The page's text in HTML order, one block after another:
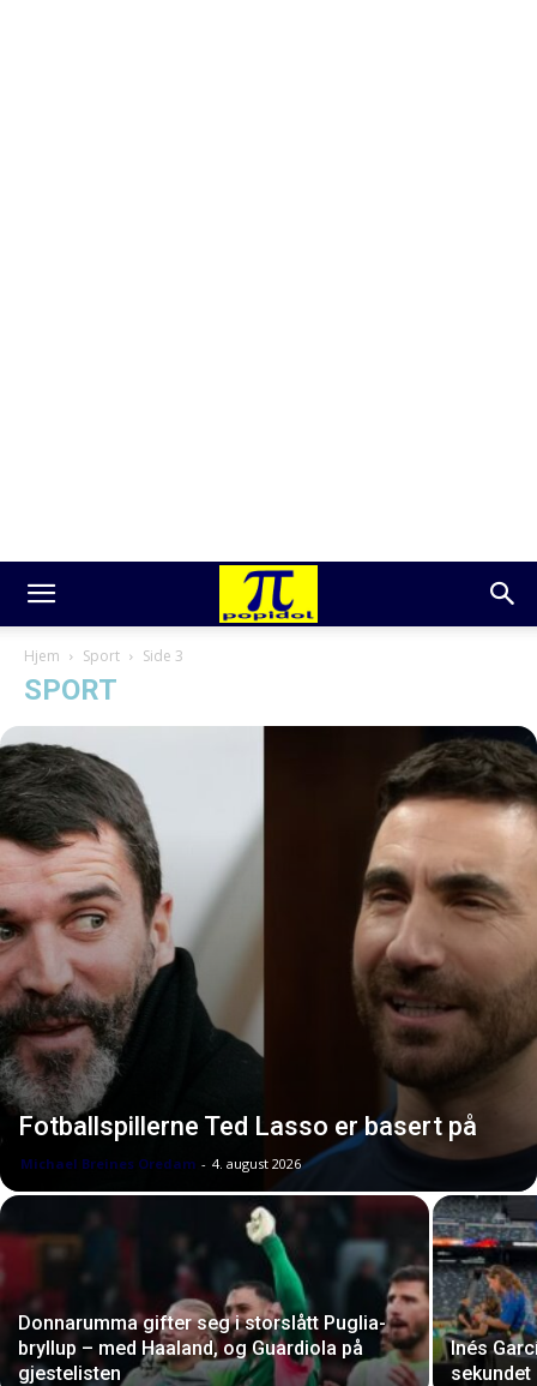
Hjem Sport Side 3
SPORT
Fotballspillerne Ted Lasso er basert på
Michael Breines Oredam - 4. august 2026
Donnarumma gifter seg i storslått Puglia-
bryllup – med Haaland, og Guardiola på
gjestelisten
Inés
sekundet